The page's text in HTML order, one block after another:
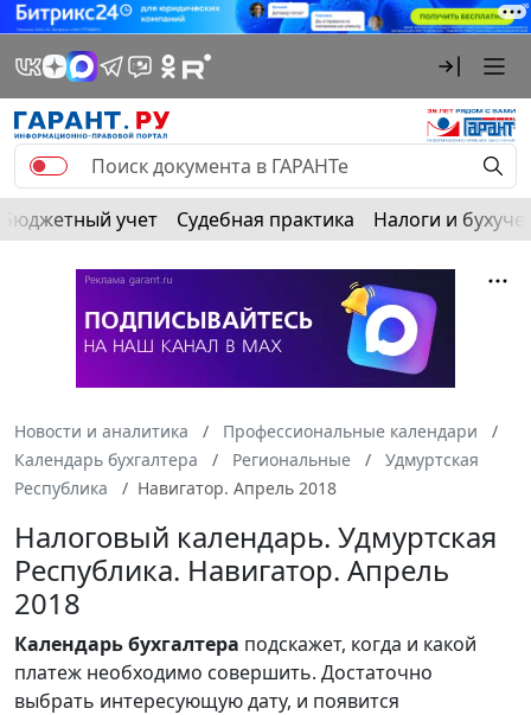
Бюджетный учет Судебная практика Налоги и
Новости и аналитика
Профессиональные календари
Календарь бухгалтера
Региональные
Удмуртская
Республика
Навигатор. Апрель 2018
Налоговый календарь. Удмуртская
Республика. Навигатор. Апрель
2018
Календарьбухгалтера подскажет, когда и какой
платеж необходимо совершить. Достаточно
выбрать интересующую дату, и появится